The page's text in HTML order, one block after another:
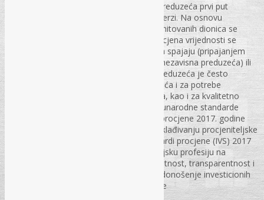
preduzeća često se vrši kada se dionice preduzeća prvi put
uključuju na listu kotacije na fnansijskoj berzi. Na osnovu
procijenjene vrijednosti kapitala i broja emitovanih dionica se
utvrđuje njihova nominalna rijednost. Procjena vrijednosti se
može vršiti i kada se dva ili više preduzeća spajaju (pripajanjem
postojećem preduzeću ili spajanjem dva nezavisna preduzeća) ili
kada se vrši dioba preduzeća. Procjena preduzeća je često
neophodna u slučaju privatizacije preduzeća i za potrebe
donošenja strateških i investicionih odluka, kao i za kvalitetno
fnansijsko izvještavanje. Komitet za međunarodne standarde
procjene (IVSC) izdao je nove Standarde procjene 2017. godine
koji predstavljaju važnu prekretnicu ka usklađivanju procjeniteljske
prakse širom svijeta. Međunarodni standardi procjene (IVS) 2017
služe kao ključna smjernica za procjeniteljsku profesiju na
globalnom nivou i osnova su za konzistentnost, transparentnost i
povjerenje uprocjene, koje su ključne za donošenje investicionih
odluka i kvalitetno fnansijsko izvještavanje